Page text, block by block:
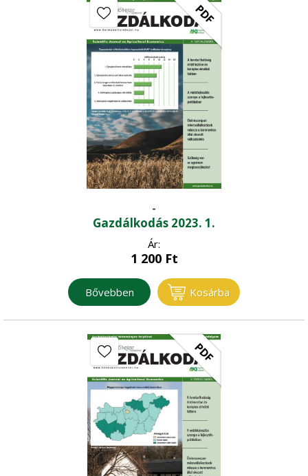
PDF
-
Gazdálkodás 2023. 1.
Ár:
1 200Ft
Bővebben Kosárba
PDF